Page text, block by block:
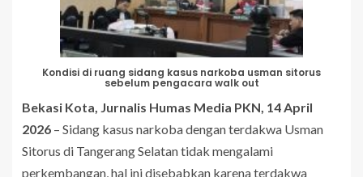
Kondisi di ruang sidang kasus narkoba usman sitorus
sebelum pengacara walk out
Bekasi Kota, Jurnalis Humas Media PKN, 14 April
2026 – Sidang kasus narkoba dengan terdakwa Usman
Sitorus di Tangerang Selatan tidak mengalami
perkembangan, hal ini disebabkan karena terdakwa